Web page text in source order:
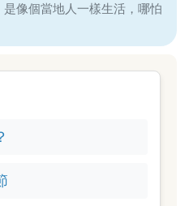
像個當地人一樣生活，哪怕